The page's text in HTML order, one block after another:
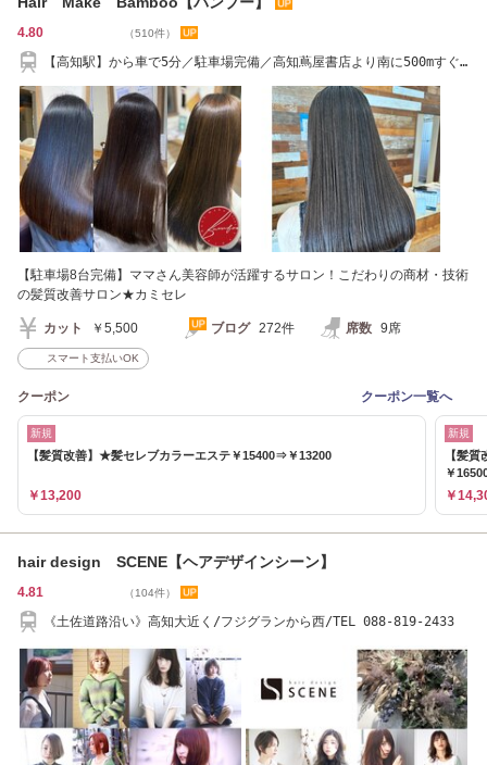
4.80 （510件）
【高知駅】から車で5分／駐車場完備／高知蔦屋書店より南に500mすぐ
【駐車場8台完備】ママさん美容師が活躍するサロン！こだわりの商材・技術
の髪質改善サロン★カミセレ
カット ￥5,500 ブログ 272件 席数 9席
スマート支払いOK
クーポン クーポン一覧へ
新規
【髪質改善】★髪セレブカラーエステ￥15400⇒￥13200
￥13,200
新規
【髪
￥
￥
hair design SCENE【ヘアデザインシーン】
4.81 （104件）
《土佐道路沿い》高知大近く/フジグランから西/TEL 088-819-2433